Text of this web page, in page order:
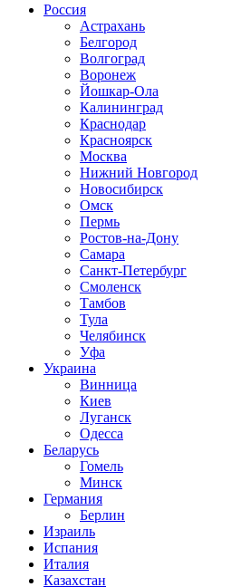
Россия
Астрахань
Белгород
Волгоград
Воронеж
Йошкар-Ола
Калининград
Краснодар
Красноярск
Москва
Нижний Новгород
Новосибирск
Омск
Пермь
Ростов-на-Дону
Самара
Санкт-Петербург
Смоленск
Тамбов
Тула
Челябинск
Уфа
Украина
Винница
Киев
Луганск
Одесса
Беларусь
Гомель
Минск
Германия
Берлин
Израиль
Испания
Италия
Казахстан